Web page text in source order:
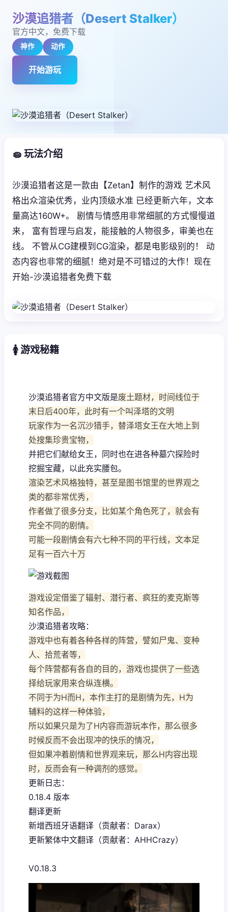
沙漠追猎者（Desert Stalker）
官方中文，免费下载
神作 动作
开始游玩
🧽 玩法介绍
沙漠追猎者这是一款由【Zetan】制作的游戏 艺术风
格出众渲染优秀，业内顶级水准 已经更新六年，文本
量高达160W+。 剧情与情感用非常细腻的方式慢慢道
来， 富有哲理与启发，能接触的人物很多，审美也在
线。 不管从CG建模到CG渲染，都是电影级别的！ 动
态内容也非常的细腻！绝对是不可错过的大作！现在
开始-沙漠追猎者免费下载
🚺 游戏秘籍
沙漠追猎者官方中文版是废土题材，时间线位于
末日后400年，此时有一个叫泽塔的文明
玩家作为一名沉沙猎手，替泽塔女王在大地上到
处搜集珍贵宝物，
并把它们献给女王，同时也在进各种墓穴探险时
挖掘宝藏，以此充实腰包。
渲染艺术风格独特，甚至是图书馆里的世界观之
类的都非常优秀，
作者做了很多分支，比如某个角色死了，就会有
完全不同的剧情。
可能一段剧情会有六七种不同的平行线，文本足
足有一百六十万
游戏设定借鉴了辐射、潜行者、疯狂的麦克斯等
知名作品，
沙漠追猎者攻略：
游戏中也有着各种各样的阵营，譬如尸鬼、变种
人、拾荒者等，
每个阵营都有各自的目的，游戏也提供了一些选
择给玩家用来合纵连横。
不同于为H而H，本作主打的是剧情为先，H为
辅料的这样一种体验，
所以如果只是为了H内容而游玩本作，那么很多
时候反而不会出现冲的快乐的情况，
但如果冲着剧情和世界观来玩，那么H内容出现
时，反而会有一种调剂的感觉。
更新日志：
0.18.4 版本
翻译更新
新增西班牙语翻译（贡献者：Darax）
更新繁体中文翻译（贡献者：AHHCrazy）
V0.18.3